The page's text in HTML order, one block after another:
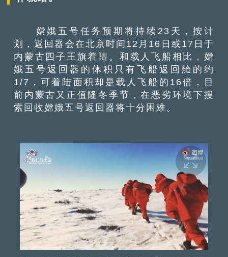
嫦娥五号任务预期将持续23天，按计
划，返回器会在北京时间12月16日或17日于
内蒙古四子王旗着陆。和载人飞船相比，嫦
娥五号返回器的体积只有飞船返回舱的约
1/7，可着陆面积却是载人飞船的16倍，目
前内蒙古又正值隆冬季节，在恶劣环境下搜
索回收嫦娥五号返回器将十分困难。